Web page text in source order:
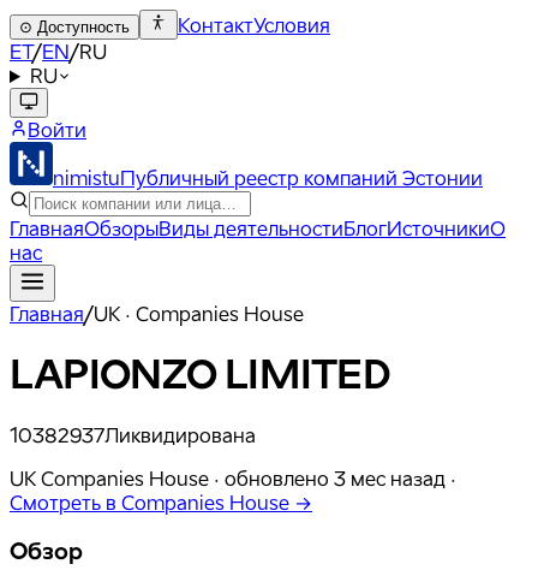
⊙ Доступность КонтактУсловия
ET/EN/RU
RU
Войти
nimistuПубличный реестр компаний Эстонии
ГлавнаяОбзорыВиды деятельностиБлогИсточникиО
нас
Главная/UK · Companies House
LAPIONZO LIMITED
10382937Ликвидирована
UK Companies House · обновлено 3 мес назад ·
Смотреть в Companies House →
Обзор